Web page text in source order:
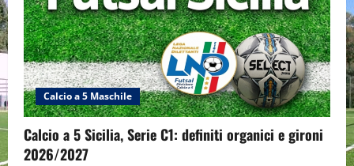
Calcio a 5 Maschile
Calcio a 5 Sicilia, Serie C1: definiti organici e gironi
2026/2027